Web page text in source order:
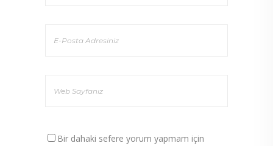
Bir dahaki sefere yorum yapmam için